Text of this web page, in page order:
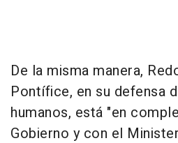
De la misma manera,
Pontífice, en su defensa
humanos, está "en
Gobierno y con el